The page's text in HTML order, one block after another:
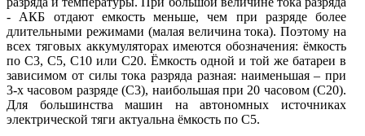
- АКБ отдают емкость меньше, чем при разряде более
длительными режимами (малая величина тока). Поэтому на
всех тяговых аккумуляторах имеются обозначения: ёмкость
по С3, С5, С10 или С20. Ёмкость одной и той же батареи в
зависимом от силы тока разряда разная: наименьшая – при
3-х часовом разряде (С3), наибольшая при 20 часовом (С20).
Для большинства машин на автономных источниках
электрической тяги актуальна ёмкость по С5.